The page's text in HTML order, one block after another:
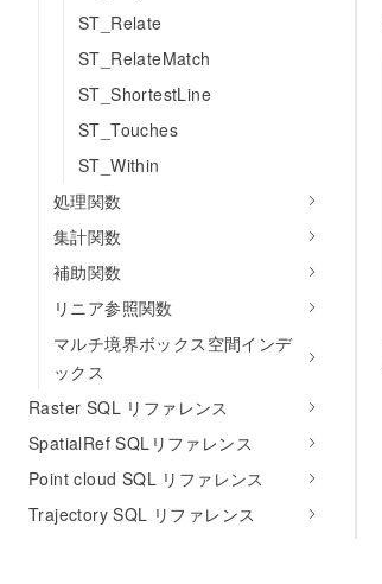
ST_Relate
ST_RelateMatch
ST_ShortestLine
ST_Touches
ST_Within
処理関数
集計関数
補助関数
リニア参照関数
マルチ境界ボックス空間インデ
ックス
Raster SQL リファレンス
SpatialRef SQLリファレンス
Point cloud SQL リファレンス
Trajectory SQL リファレンス